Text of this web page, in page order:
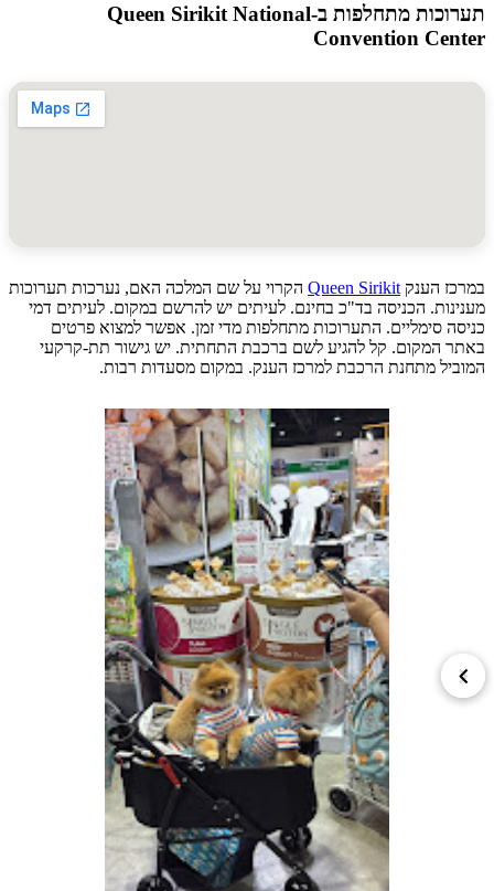
תערוכות מתחלפות ב-Queen Sirikit National
Convention
הענק Queen Sirikitהקרוי על שם המלכה האם, נערכות תערוכות
הכניסה בד"כ בחינם. לעיתים יש להרשם במקום. לעיתים דמי
סימליים. התערוכות מתחלפות מדי זמן. אפשר למצוא פרטים
המקום. קל להגיע לשם ברכבת התחתית. יש גישור תת-קרקעי
מתחנת הרכבת למרכז הענק. במקום מסעדות רבות.